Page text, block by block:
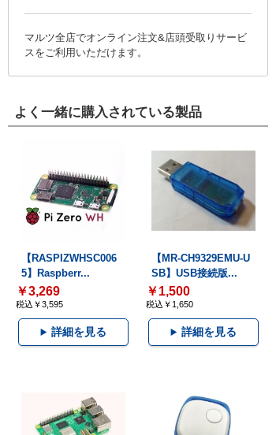
マルツ全店でオンライン注文&店頭受取りサービ
スをご利用いただけます。
よく一緒に購入されている製品
【RASPIZWHSC006
5】Raspberr...
￥3,269
税込￥3,595
詳細を見る
【MR-CH9329EMU-U
SB】USB接続版...
￥1,500
税込￥1,650
詳細を見る